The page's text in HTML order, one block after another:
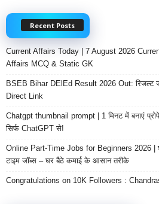
Recent Posts
Current Affairs Today | 7 August 2026
Affairs MCQ & Static GK
BSEB Bihar DElEd Result 2026 Out: रिजल्ट
Direct Link
Chatgpt thumbnail prompt | 1 मिनट में बनाएं
सिर्फ ChatGPT से!
Online Part-Time Jobs for Beginners 2026 |
टाइम जॉब्स – घर बैठे कमाई के आसान तरीके
Congratulations on 10K Followers :